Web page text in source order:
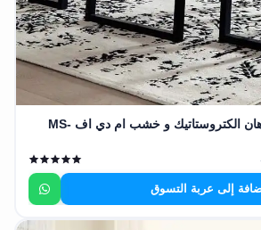
ترابيزة سفرة ستيل دهان الكتروستاتيك و خشب ام دي اف MS-
إلى عربة التسوق